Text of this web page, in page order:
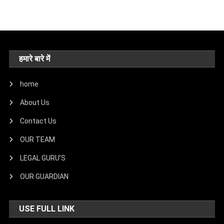
हमारे बारे में
home
About Us
Contact Us
OUR TEAM
LEGAL GURU’S
OUR GUARDIAN
USE FULL LINK